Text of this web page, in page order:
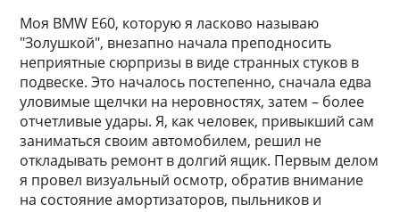
Моя BMW E60, которую я ласково называю
"Золушкой", внезапно начала преподносить
неприятные сюрпризы в виде странных стуков в
подвеске. Это началось постепенно, сначала едва
уловимые щелчки на неровностях, затем – более
отчетливые удары. Я, как человек, привыкший сам
заниматься своим автомобилем, решил не
откладывать ремонт в долгий ящик. Первым делом
я провел визуальный осмотр, обратив внимание
на состояние амортизаторов, пыльников и